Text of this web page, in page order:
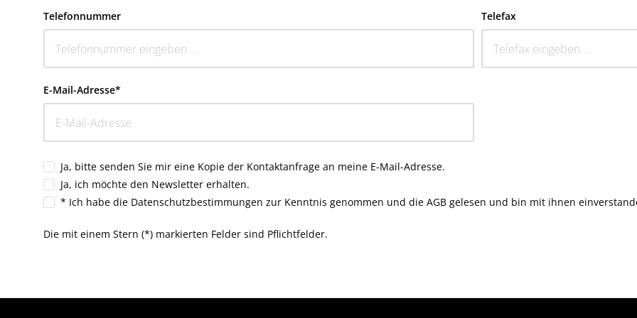
Telefonnummer Telefax
E-Mail-Adresse*
Ja, bitte senden Sie mir eine Kopie der Kontaktanfrage an meine E-Mail-Adresse.
Ja, ich möchte den Newsletter erhalten.
* Ich habe die Datenschutzbestimmungen zur Kenntnis genommen und die AGB gelesen und bin mit ihnen
Die mit einem Stern (*) markierten Felder sind Pflichtfelder.